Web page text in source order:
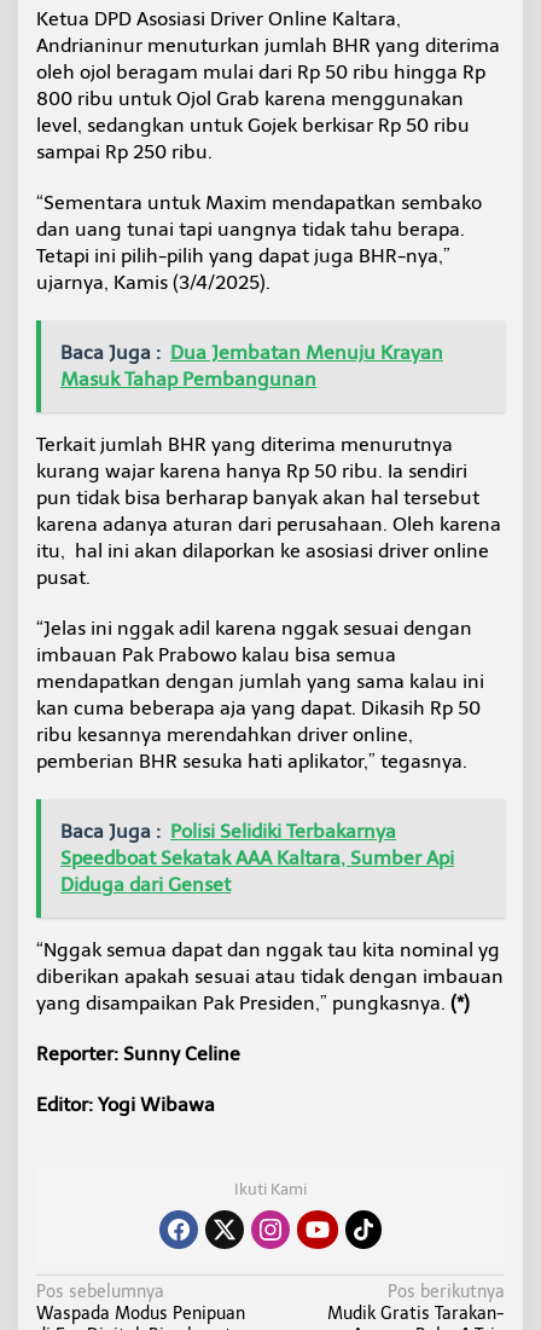
Ketua DPD Asosiasi Driver Online Kaltara,
Andrianinur menuturkan jumlah BHR yang diterima
oleh ojol beragam mulai dari Rp 50 ribu hingga Rp
800 ribu untuk Ojol Grab karena menggunakan
level, sedangkan untuk Gojek berkisar Rp 50 ribu
sampai Rp 250 ribu.
“Sementara untuk Maxim mendapatkan sembako
dan uang tunai tapi uangnya tidak tahu berapa.
Tetapi ini pilih-pilih yang dapat juga BHR-nya,”
ujarnya, Kamis (3/4/2025).
Baca Juga : Dua Jembatan Menuju Krayan
Masuk Tahap Pembangunan
Terkait jumlah BHR yang diterima menurutnya
kurang wajar karena hanya Rp 50 ribu. Ia sendiri
pun tidak bisa berharap banyak akan hal tersebut
karena adanya aturan dari perusahaan. Oleh karena
itu, hal ini akan dilaporkan ke asosiasi driver online
pusat.
“Jelas ini nggak adil karena nggak sesuai dengan
imbauan Pak Prabowo kalau bisa semua
mendapatkan dengan jumlah yang sama kalau ini
kan cuma beberapa aja yang dapat. Dikasih Rp 50
ribu kesannya merendahkan driver online,
pemberian BHR sesuka hati aplikator,” tegasnya.
Baca Juga : Polisi Selidiki Terbakarnya
Speedboat Sekatak AAA Kaltara, Sumber Api
Diduga dari Genset
“Nggak semua dapat dan nggak tau kita nominal yg
diberikan apakah sesuai atau tidak dengan imbauan
yang disampaikan Pak Presiden,” pungkasnya. (*)
Reporter: Sunny Celine
Editor: Yogi Wibawa
Ikuti Kami
N
Pos sebelumnya
Waspada Modus Penipuan
Pos berikutnya
Mudik Gratis Tarakan-